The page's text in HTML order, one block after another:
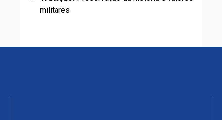
militares